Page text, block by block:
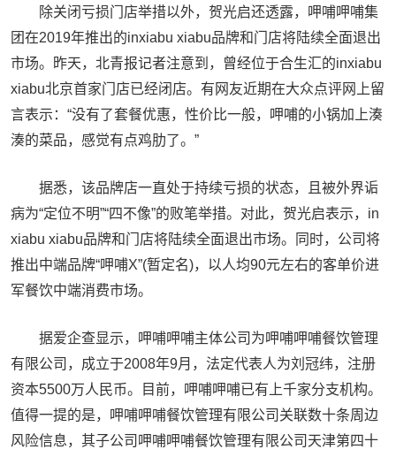
除关闭亏损门店举措以外，贺光启还透露，呷哺呷哺集
团在2019年推出的inxiabu xiabu品牌和门店将陆续全面退出
市场。昨天，北青报记者注意到，曾经位于合生汇的inxiabu
xiabu北京首家门店已经闭店。有网友近期在大众点评网上留
言表示：“没有了套餐优惠，性价比一般，呷哺的小锅加上湊
湊的菜品，感觉有点鸡肋了。”
据悉，该品牌店一直处于持续亏损的状态，且被外界诟
病为“定位不明”“四不像”的败笔举措。对此，贺光启表示，in
xiabu xiabu品牌和门店将陆续全面退出市场。同时，公司将
推出中端品牌“呷哺X”(暂定名)，以人均90元左右的客单价进
军餐饮中端消费市场。
据爱企查显示，呷哺呷哺主体公司为呷哺呷哺餐饮管理
有限公司，成立于2008年9月，法定代表人为刘冠纬，注册
资本5500万人民币。目前，呷哺呷哺已有上千家分支机构。
值得一提的是，呷哺呷哺餐饮管理有限公司关联数十条周边
风险信息，其子公司呷哺呷哺餐饮管理有限公司天津第四十